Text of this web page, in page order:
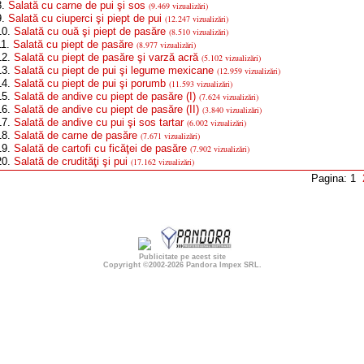
Salată cu carne de pui şi sos (9.469 vizualizări)
Salată cu ciuperci şi piept de pui (12.247 vizualizări)
Salată cu ouă şi piept de pasăre (8.510 vizualizări)
Salată cu piept de pasăre (8.977 vizualizări)
Salată cu piept de pasăre şi varză acră (5.102 vizualizări)
Salată cu piept de pui şi legume mexicane (12.959 vizualizări)
Salată cu piept de pui şi porumb (11.593 vizualizări)
Salată de andive cu piept de pasăre (I) (7.624 vizualizări)
Salată de andive cu piept de pasăre (II) (3.840 vizualizări)
Salată de andive cu pui şi sos tartar (6.002 vizualizări)
Salată de carne de pasăre (7.671 vizualizări)
Salată de cartofi cu ficăţei de pasăre (7.902 vizualizări)
Salată de crudităţi şi pui (17.162 vizualizări)
Pagina: 1
Publicitate pe acest site
Copyright ©2002-2026 Pandora Impex SRL.